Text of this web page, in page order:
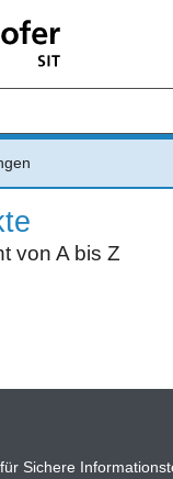
von A bis Z
Sichere